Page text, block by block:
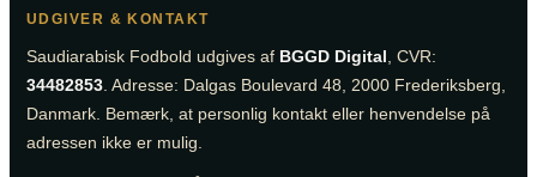
UDGIVER & KONTAKT
Saudiarabisk Fodbold udgives af BGGD Digital, CVR:
34482853. Adresse: Dalgas Boulevard 48, 2000 Frederiksberg,
Danmark. Bemærk, at personlig kontakt eller henvendelse på
adressen ikke er mulig.